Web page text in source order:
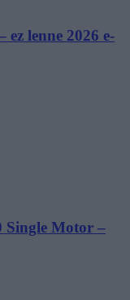
lenne 2026 e-
Single Motor –